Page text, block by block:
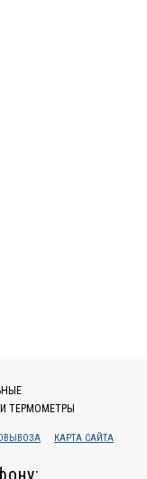
ТЕРМОМЕТРЫ
КАРТА САЙТА